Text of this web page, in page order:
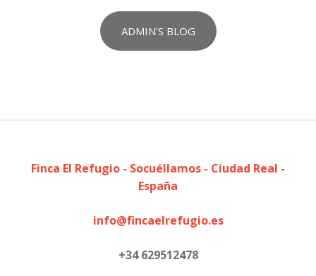
ADMIN'S BLOG
Finca El Refugio - Socuéllamos - Ciudad Real -
España
info@fincaelrefugio.es
+34 629512478